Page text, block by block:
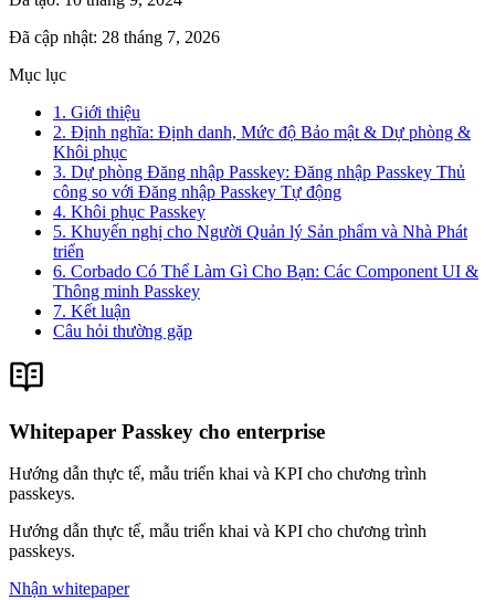
Đã cập nhật: 28 tháng 7, 2026
Mục lục
1. Giới thiệu
2. Định nghĩa: Định danh, Mức độ Bảo mật & Dự phòng &
Khôi phục
3. Dự phòng Đăng nhập Passkey: Đăng nhập Passkey Thủ
công so với Đăng nhập Passkey Tự động
4. Khôi phục Passkey
5. Khuyến nghị cho Người Quản lý Sản phẩm và Nhà Phát
triển
6. Corbado Có Thể Làm Gì Cho Bạn: Các Component UI &
Thông minh Passkey
7. Kết luận
Câu hỏi thường gặp
Whitepaper Passkey cho enterprise
Hướng dẫn thực tế, mẫu triển khai và KPI cho chương trình
passkeys.
Hướng dẫn thực tế, mẫu triển khai và KPI cho chương trình
passkeys.
Nhận whitepaper